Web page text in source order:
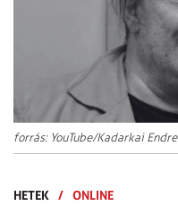
forrás: YouTube/Kadarkai Endre
HETEK / ONLINE